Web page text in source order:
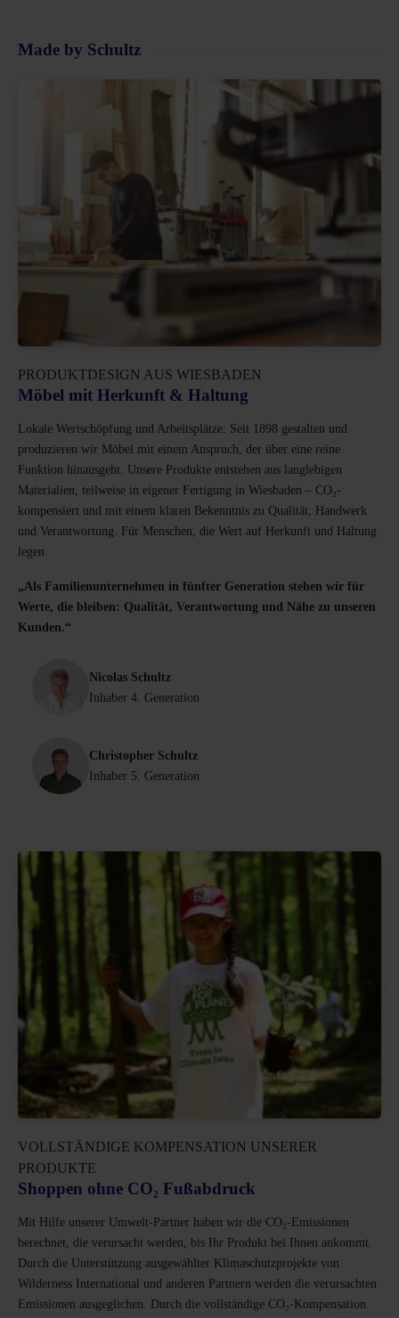
Made by Schultz
PRODUKTDESIGN AUS WIESBADEN
Möbel mit Herkunft & Haltung
Lokale Wertschöpfung und Arbeitsplätze: Seit 1898 gestalten und
produzieren wir Möbel mit einem Anspruch, der über eine reine
Funktion hinausgeht. Unsere Produkte entstehen aus langlebigen
Materialien, teilweise in eigener Fertigung in Wiesbaden – CO₂-
kompensiert und mit einem klaren Bekenntnis zu Qualität, Handwerk
und Verantwortung. Für Menschen, die Wert auf Herkunft und Haltung
legen.
„Als Familienunternehmen in fünfter Generation stehen wir für
Werte, die bleiben: Qualität, Verantwortung und Nähe zu unseren
Kunden.“
Nicolas Schultz
Inhaber 4. Generation
Christopher Schultz
Inhaber 5. Generation
VOLLSTÄNDIGE KOMPENSATION UNSERER
PRODUKTE
Shoppen ohne CO₂ Fußabdruck
Mit Hilfe unserer Umwelt-Partner haben wir die CO₂-Emissionen
berechnet, die verursacht werden, bis Ihr Produkt bei Ihnen ankommt.
Durch die Unterstützung ausgewählter Klimaschutzprojekte von
Wilderness International und anderen Partnern werden die verursachten
Emissionen ausgeglichen. Durch die vollständige CO₂-Kompensation